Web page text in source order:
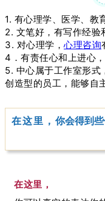
1. 有心理学、医学、教
2. 文笔好，有写作经验
3. 对心理学， 心理咨询
4． 有责任心和上进心
5. 中心属于工作室形式
创造型的员工，能够自
在这里， 你会得到
在这里，